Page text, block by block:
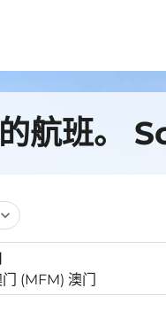
航班。
expand_more